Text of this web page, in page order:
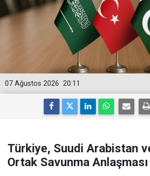
20:11
07 Ağustos 2026
Türkiye, Suudi Arabistan
Ortak Savunma